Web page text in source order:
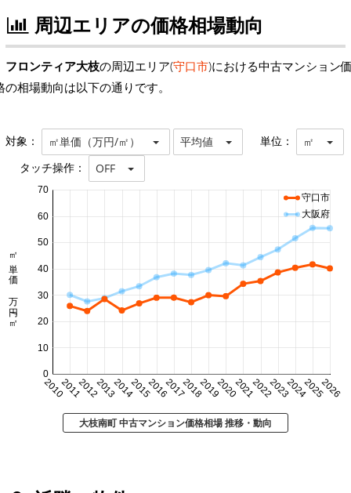
周辺エリアの価格相場動向
フロンティア大枝の周辺エリア(守口市)における中古マンション
の相場動向は以下の通りです。
対象： ㎡単価（万円/㎡） 平均値 単位： ㎡
タッチ操作： OFF
20102011201220132014201520162017201820192020202120222023202420252026
0
10
20
30
40
50
60
70
㎡単価 万円/㎡
守口市
大阪府
大枝南町 中古マンション価格相場 推移・動向